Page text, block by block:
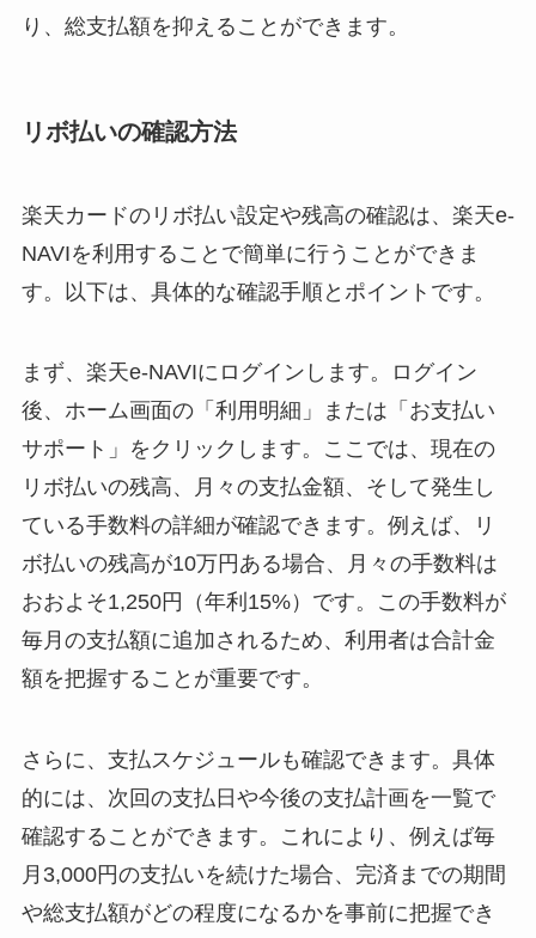
り、総支払額を抑えることができます。
リボ払いの確認方法
楽天カードのリボ払い設定や残高の確認は、楽天e-
NAVIを利用することで簡単に行うことができま
す。以下は、具体的な確認手順とポイントです。
まず、楽天e-NAVIにログインします。ログイン
後、ホーム画面の「利用明細」または「お支払い
サポート」をクリックします。ここでは、現在の
リボ払いの残高、月々の支払金額、そして発生し
ている手数料の詳細が確認できます。例えば、リ
ボ払いの残高が10万円ある場合、月々の手数料は
おおよそ1,250円（年利15%）です。この手数料が
毎月の支払額に追加されるため、利用者は合計金
額を把握することが重要です。
さらに、支払スケジュールも確認できます。具体
的には、次回の支払日や今後の支払計画を一覧で
確認することができます。これにより、例えば毎
月3,000円の支払いを続けた場合、完済までの期間
や総支払額がどの程度になるかを事前に把握でき